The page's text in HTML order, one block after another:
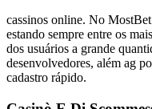
cassinos online. No
estando sempre entre os
dos usuários a grande
desenvolvedores, além ag
cadastro rápido.